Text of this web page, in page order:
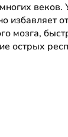
веков.
мозга,
острых